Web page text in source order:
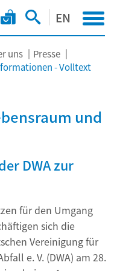
EN
uns
Presse
- Volltext
und
DWA zur
für den Umgang
sich die
Vereinigung für
e. V. (DWA) am 28.